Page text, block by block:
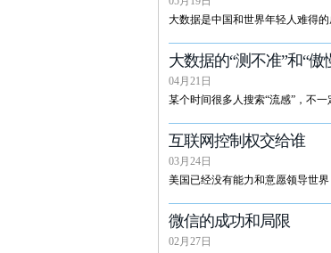
大数据是中国和世界年轻人难得
大数据的“测不准”和“傲
04月21日
某个时间很多人搜索“流感”，不
互联网控制权交给谁
03月24日
美国已经没有能力和意愿领导世
微信的成功和局限
02月27日